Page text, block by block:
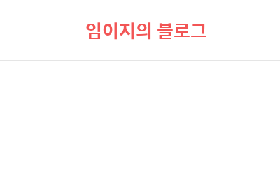
임이지의 블로그